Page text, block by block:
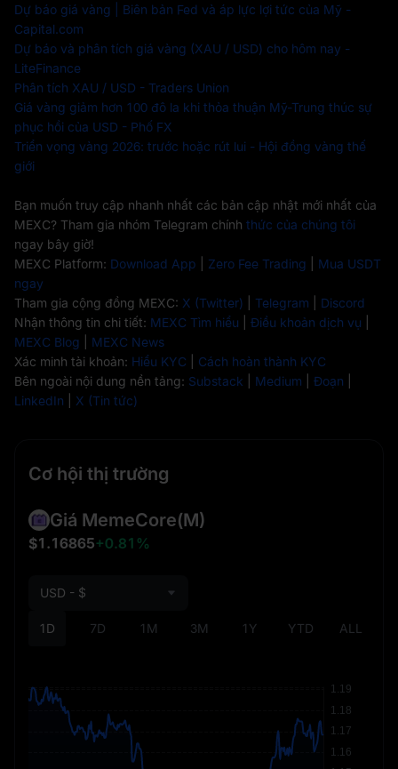
Dự báo giá vàng | Biên bản Fed và áp lực lợi tức của Mỹ -
Capital.com
Dự báo và phân tích giá vàng (XAU / USD) cho hôm nay -
LiteFinance
Phân tích XAU / USD - Traders Union
Giá vàng giảm hơn 100 đô la khi thỏa thuận Mỹ-Trung thúc sự
phục hồi của USD - Phố FX
Triển vọng vàng 2026: trước hoặc rút lui - Hội đồng vàng thế
giới
Bạn muốn truy cập nhanh nhất các bản cập nhật mới nhất của
MEXC? Tham gia nhóm Telegram chính thức của chúng tôi
ngay bây giờ!
MEXC Platform: Download App Zero Fee Trading
Mua USDT
ngay
Tham gia cộng đồng MEXC: X (Twitter) Telegram
Discord
Nhận thông tin chi tiết: MEXC Tìm hiểu Điều khoản dịch vụ
MEXC Blog
MEXC News
Xác minh tài khoản: Hiểu KYC
Cách hoàn thành KYC
Bên ngoài nội dung nền tảng: Substack Medium Đoạn
LinkedIn
X (Tin tức)
Cơ hội thị trường
Giá MemeCore(M)
$1.16865+0.81%
1D 7D 1M 3M 1Y YTD ALL
USD - $